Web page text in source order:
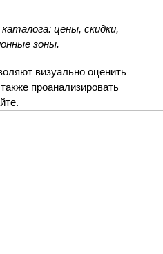
цены, скидки,
зоны.
визуально оценить
проанализировать